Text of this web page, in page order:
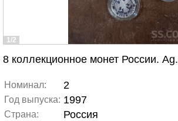
1/2
8 коллекционное монет России. Аg.
Номинал: 2
Год выпуска: 1997
Страна: Россия